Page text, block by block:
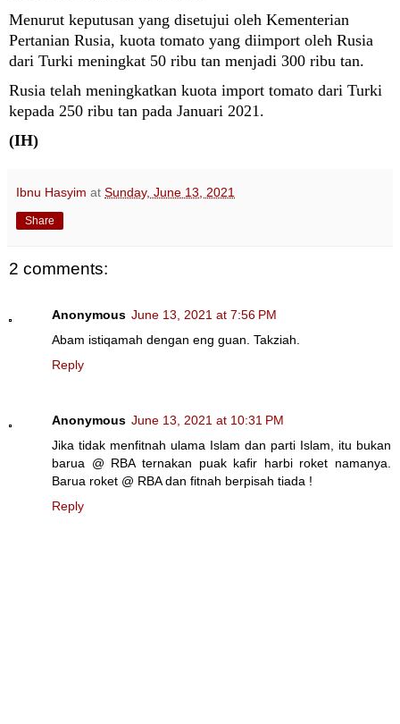
Menurut keputusan yang disetujui oleh Kementerian
Pertanian Rusia, kuota tomato yang diimport oleh Rusia
dari Turki meningkat 50 ribu tan menjadi 300 ribu tan.
Rusia telah meningkatkan kuota import tomato dari Turki
kepada 250 ribu tan pada Januari 2021.
(IH)
Ibnu Hasyim at Sunday, June 13, 2021
Share
2 comments:
Anonymous June 13, 2021 at 7:56 PM
Abam istiqamah dengan eng guan. Takziah.
Reply
Anonymous June 13, 2021 at 10:31 PM
Jika tidak menfitnah ulama Islam dan parti Islam, itu bukan
barua @ RBA ternakan puak kafir harbi roket namanya.
Barua roket @ RBA dan fitnah berpisah tiada !
Reply